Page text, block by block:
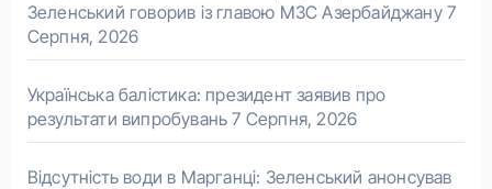
Зеленський говорив із главою МЗС Азербайджану 7
Серпня, 2026
Українська балістика: президент заявив про
результати випробувань 7 Серпня, 2026
Відсутність води в Марганці: Зеленський анонсував